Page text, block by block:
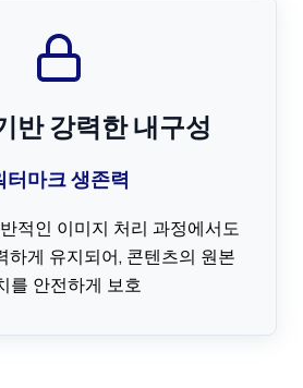
반 강력한 내구성
터마크 생존력
적인 이미지 처리 과정에서도
하게 유지되어, 콘텐츠의 원본
를 안전하게 보호